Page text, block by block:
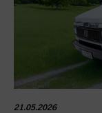
21.05.2026